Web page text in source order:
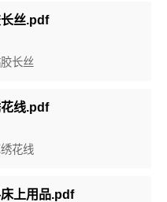
丝.pdf
长丝
线.pdf
花线
上用品.pdf